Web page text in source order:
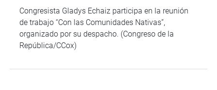
Congresista Gladys Echaiz participa en la reunión
de trabajo “Con las Comunidades Nativas”,
organizado por su despacho. (Congreso de la
República/CCox)